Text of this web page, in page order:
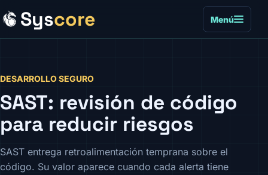
Syscore Menú
DESARROLLO SEGURO
SAST: revisión de código
para reducir riesgos
SAST entrega retroalimentación temprana sobre el
código. Su valor aparece cuando cada alerta tiene